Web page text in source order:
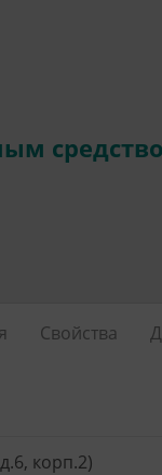
Свойства
корп.2)